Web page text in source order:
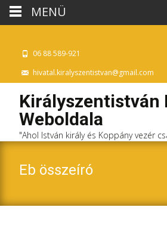
06 88 589-921
hivatal.kiralyszentistvan@gmail.com
Királyszentistván
Weboldala
"Ahol István király és Koppány vezér
Eb összeíró
MENÜ